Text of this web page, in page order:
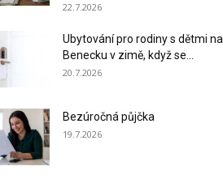
22.7.2026
Ubytování pro rodiny s dětmi na
Benecku v zimě, když se...
20.7.2026
Bezúročná půjčka
19.7.2026